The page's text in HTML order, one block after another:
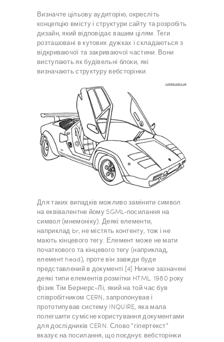
Визначте цільову аудиторію, окресліть
концепцію вмісту і структури сайту та розробіть
дизайн, який відповідає вашим цілям. Теги
розташовані в кутових дужках і складаються з
відкриваючої та закриваючої частини. Вони
виступають як будівельні блоки, які
визначають структуру вебсторінки.
Для таких випадків можливо замінити символ
на еквівалентне йому SGML-посилання на
символ (мнемоніку). Деякі елементи,
наприклад br, не містять контенту, тож і не
мають кінцевого тегу. Елемент може не мати
початкового та кінцевого тегу (наприклад,
елемент head), проте він завжди буде
представлений в документі.[4] Нижче зазначені
деякі типи елементів розмітки HTML. 1980 року
фізик Тім Бернерс-Лі, який на той час був
співробітником CERN, запропонував і
прототипував систему INQUIRE, яка мала
полегшити сумісне користування документами
для дослідників CERN. Слово “гіпертекст”
вказує на посилання, що поєднує вебсторінки